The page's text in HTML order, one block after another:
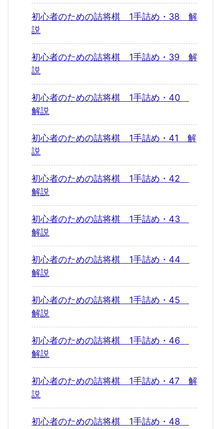
初心者のための詰将棋 1手詰め・38 解
説
初心者のための詰将棋 1手詰め・39 解
説
初心者のための詰将棋 1手詰め・40
解説
初心者のための詰将棋 1手詰め・41 解
説
初心者のための詰将棋 1手詰め・42
解説
初心者のための詰将棋 1手詰め・43
解説
初心者のための詰将棋 1手詰め・44
解説
初心者のための詰将棋 1手詰め・45
解説
初心者のための詰将棋 1手詰め・46
解説
初心者のための詰将棋 1手詰め・47 解
説
初心者のための詰将棋 1手詰め・48